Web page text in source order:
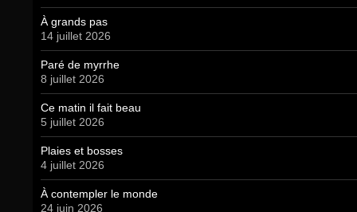
À grands pas
14 juillet 2026
Paré de myrrhe
8 juillet 2026
Ce matin il fait beau
5 juillet 2026
Plaies et bosses
4 juillet 2026
À contempler le monde
24 juin 2026